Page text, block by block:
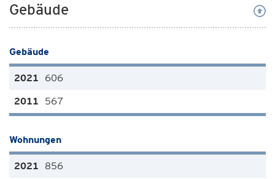
Gebäude
Gebäude
606
567
Wohnungen
856